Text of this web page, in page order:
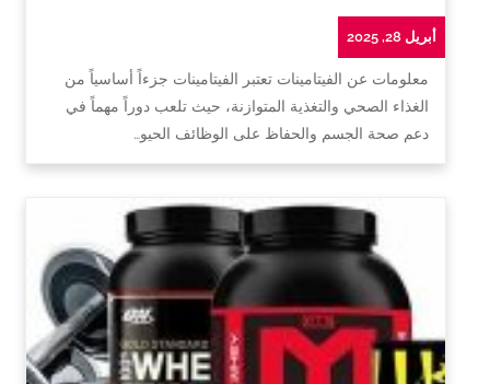
أبريل 28, 2025
معلومات عن الفيتامينات تعتبر الفيتامينات جزءاً أساسياً من
الغذاء الصحي والتغذية المتوازنة، حيث تلعب دوراً مهماً في
دعم صحة الجسم والحفاظ على الوظائف الحيو…